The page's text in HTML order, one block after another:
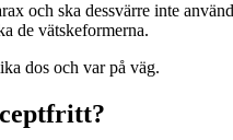
och ska dessvärre inte
de vätskeformerna.
dos och var på väg.